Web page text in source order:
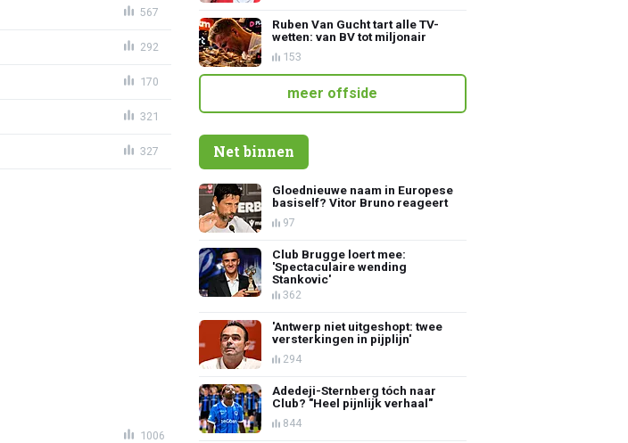
567
292
170
321
327
1006
Ruben Van Gucht tart alle TV-
wetten: van BV tot miljonair
153
meer offside
Net binnen
Gloednieuwe naam in Europese
basiself? Vitor Bruno reageert
97
Club Brugge loert mee:
'Spectaculaire wending
Stankovic'
362
'Antwerp niet uitgeshopt: twee
versterkingen in pijplijn'
294
Adedeji-Sternberg tóch naar
Club? "Heel pijnlijk verhaal"
844